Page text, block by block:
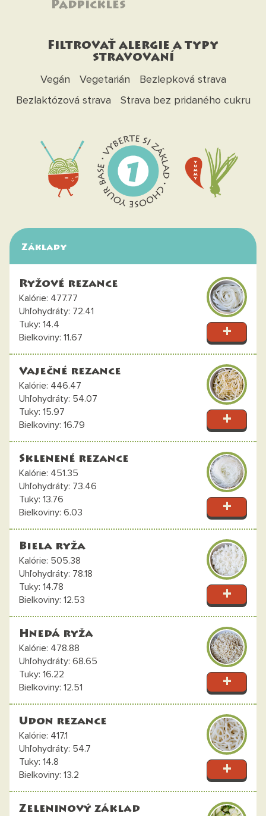
Padpickles
Filtrovať alergie a typy
stravovaní
Vegán Vegetarián
Bezlepková strava
Bezlaktózová strava
Strava bez pridaného cukru
Základy
Ryžové rezance
477.77
72.41
14.4
11.67
Vaječné rezance
446.47
54.07
15.97
16.79
Sklenené rezance
451.35
73.46
13.76
6.03
Biela ryža
505.38
78.18
14.78
12.53
Hnedá ryža
478.88
68.65
16.22
12.51
Udon rezance
417.1
54.7
14.8
13.2
Zeleninový základ